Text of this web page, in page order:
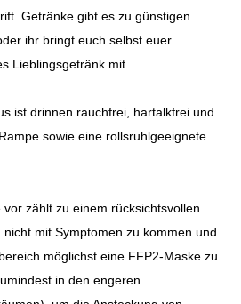
Getränke gibt es zu günstigen
ihr bringt euch selbst euer
Lieblingsgetränk mit.
ist drinnen rauchfrei, hartalkfrei und
sowie eine rollsruhlgeeignete
vor zählt zu einem rücksichtsvollen
nicht mit Symptomen zu kommen und
möglichst eine FFP2-Maske zu
in den engeren